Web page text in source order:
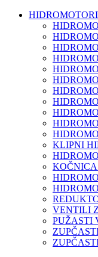
HIDROMOTORI
KLIPNI
VENTILI
PUŽASTI